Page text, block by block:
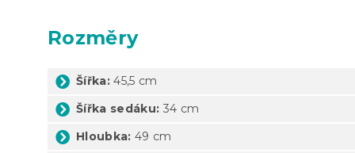
Rozměry
Šířka: 45,5 cm
Šířka sedáku: 34 cm
Hloubka: 49 cm